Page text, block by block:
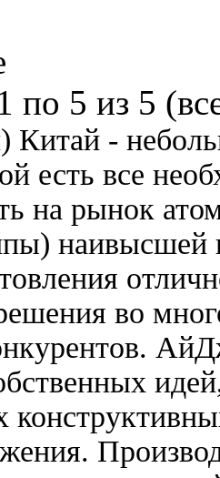
по 5 из 5
-
есть все
на рынок
наивысшей
во